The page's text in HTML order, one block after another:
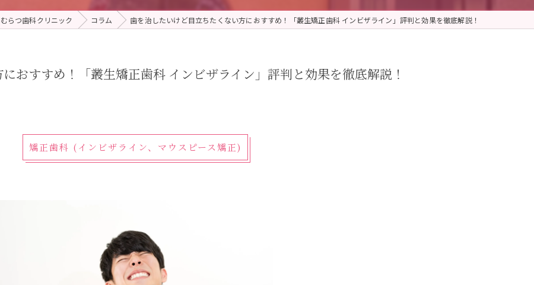
(メンテナンス)
らつ歯科クリニック コラム 歯を治したいけど目立ちたくない方におすすめ！「叢生矯正歯科 インビザライン」評判と効果を徹底解説！
おすすめ！「叢生矯正歯科 インビザライン」評判と効果を徹底解説！
矯正歯科 (インビザライン、マウスピース矯正)